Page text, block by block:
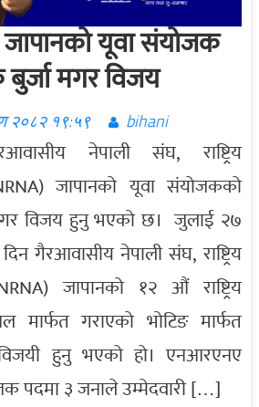
यूवा संयोजक
मगर विजय
२०८२ १९:५९ bihani
नेपाली संघ, राष्ट्रिय
जापानको यूवा संयोजकको
विजय हुनु भएको छ। जुलाई २७
गैरआवासीय नेपाली संघ, राष्ट्रिय
जापानको १२ औं राष्ट्रिय
मार्फत गराएको भोटिङ मार्फत
हुनु भएको हो। एनआरएनए
पदमा ३ जनाले उम्मेदवारी […]